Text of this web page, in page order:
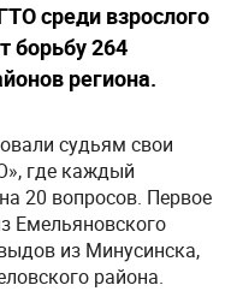
среди взрослого
борьбу 264
региона.
судьям свои
где каждый
20 вопросов. Первое
Емельяновского
из Минусинска,
района.